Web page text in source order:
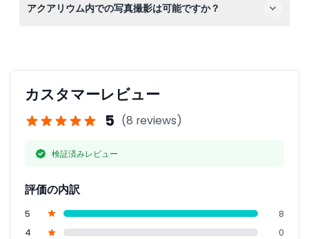
リウムトンネルを歩いたり、魚の餌やりセッションを見学
アクアリウム内での写真撮影は可能ですか？
カスタマーレビュー
5 (8 reviews)
検証済みレビュー
評価の内訳
5
8
4
0